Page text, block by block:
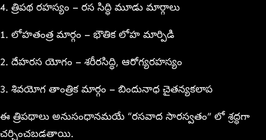
4. త్రిపథ రహస్యం – రస సిద్ధి మూడు మార్గాలు
1. లోహతంత్ర మార్గం – భౌతిక లోహ మార్పిడి
2. దేహరస యోగం – శరీరసిద్ధి, ఆరోగ్యరహస్యం
3. శివయోగ తాంత్రిక మార్గం – బిందునాధ చైతన్యకలాప
ఈ త్రిపథాలు అనుసంధానమయే “రసవాద సారస్వతం” లో శ్రద్ధగా
చర్చించబడతాయి.